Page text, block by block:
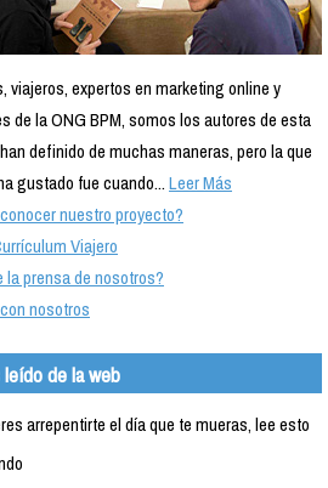
viajeros, expertos en marketing online y
de la ONG BPM, somos los autores de esta
definido de muchas maneras, pero la que
gustado fue cuando...Leer Más
nuestro proyecto?
Viajero
la prensa de nosotros?
nosotros
leído de la web
arrepentirte el día que te mueras, lee esto